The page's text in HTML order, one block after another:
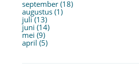
september (18)
augustus (1)
juli (13)
juni (14)
mei (9)
april (5)